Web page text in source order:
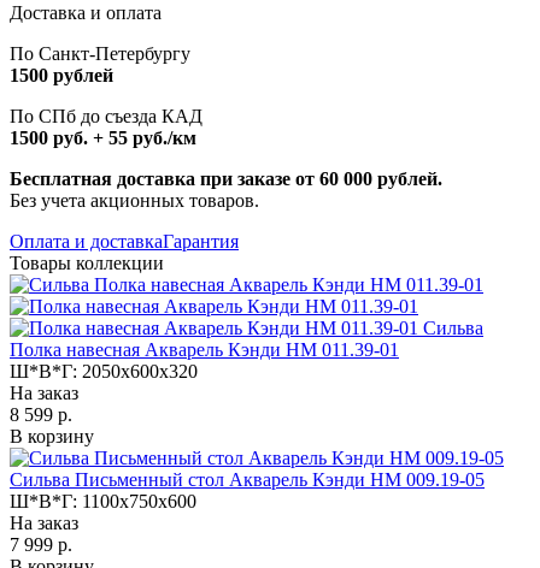
Доставка и оплата
По Санкт-Петербургу
1500 рублей
По СПб до съезда КАД
1500 руб. + 55 руб./км
Бесплатная доставка при заказе от 60 000 рублей.
Без учета акционных товаров.
Оплата и доставкаГарантия
Товары коллекции
Сильва
Полка навесная Акварель Кэнди НМ 011.39-01
Ш*В*Г: 2050x600x320
На заказ
8 599 р.
В корзину
Сильва Письменный стол Акварель Кэнди НМ 009.19-05
Ш*В*Г: 1100x750x600
На заказ
7 999 р.